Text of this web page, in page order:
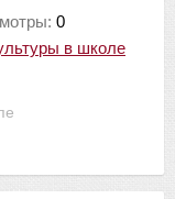
0
в школе